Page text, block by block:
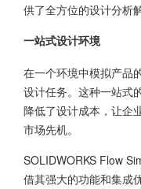
供了全方位的设计分析
一站式设计环境
在一个环境中模拟产品
设计任务。这种一站式
降低了设计成本，让企
市场先机。
SOLIDWORKS Flow
借其强大的功能和集成